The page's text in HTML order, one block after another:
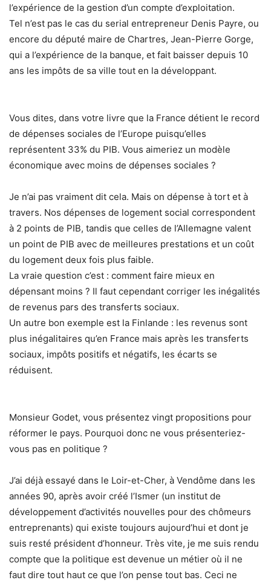
l’expérience de la gestion d’un compte d’exploitation.
Tel n’est pas le cas du serial entrepreneur Denis Payre, ou
encore du député maire de Chartres, Jean-Pierre Gorge,
qui a l’expérience de la banque, et fait baisser depuis 10
ans les impôts de sa ville tout en la développant.
Vous dites, dans votre livre que la France détient le record
de dépenses sociales de l’Europe puisqu’elles
représentent 33% du PIB. Vous aimeriez un modèle
économique avec moins de dépenses sociales ?
Je n’ai pas vraiment dit cela. Mais on dépense à tort et à
travers. Nos dépenses de logement social correspondent
à 2 points de PIB, tandis que celles de l’Allemagne valent
un point de PIB avec de meilleures prestations et un coût
du logement deux fois plus faible.
La vraie question c’est : comment faire mieux en
dépensant moins ? Il faut cependant corriger les inégalités
de revenus pars des transferts sociaux.
Un autre bon exemple est la Finlande : les revenus sont
plus inégalitaires qu’en France mais après les transferts
sociaux, impôts positifs et négatifs, les écarts se
réduisent.
Monsieur Godet, vous présentez vingt propositions pour
réformer le pays. Pourquoi donc ne vous présenteriez-
vous pas en politique ?
J’ai déjà essayé dans le Loir-et-Cher, à Vendôme dans les
années 90, après avoir créé l’Ismer (un institut de
développement d’activités nouvelles pour des chômeurs
entreprenants) qui existe toujours aujourd’hui et dont je
suis resté président d’honneur. Très vite, je me suis rendu
compte que la politique est devenue un métier où il ne
faut dire tout haut ce que l’on pense tout bas. Ceci ne